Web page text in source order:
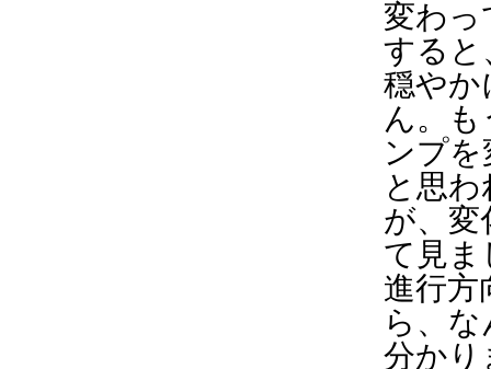
変わっ
すると
穏やか
ん。
ンプ
と思
が、変
て見ま
進行方
ら、
分かり